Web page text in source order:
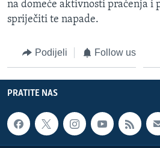
na domeće aktivnosti praćenja i
spriječiti te napade.
Podijeli Follow us
PRATITE NAS